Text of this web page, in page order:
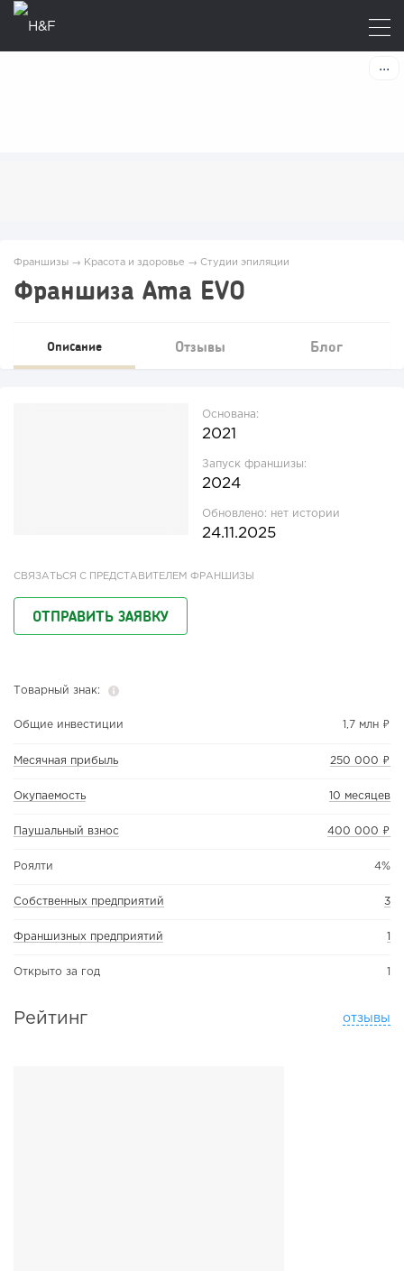
Франшизы → Красота и здоровье → Студии эпиляции
Франшиза Ama EVO
Описание Отзывы Блог
Основана:
2021
Запуск франшизы:
2024
Обновлено: нет истории
24.11.2025
СВЯЗАТЬСЯ С ПРЕДСТАВИТЕЛЕМ ФРАНШИЗЫ
ОТПРАВИТЬ ЗАЯВКУ
Товарный знак:
Общие инвестиции 1,7 млн ₽
Месячная прибыль 250 000 ₽
Окупаемость 10 месяцев
Паушальный взнос 400 000 ₽
Роялти 4%
Собственных предприятий 3
Франшизных предприятий 1
Открыто за год 1
Рейтинг отзывы